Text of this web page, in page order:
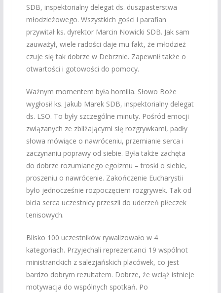
SDB, inspektorialny delegat ds. duszpasterstwa
młodzieżowego. Wszystkich gości i parafian
przywitał ks. dyrektor Marcin Nowicki SDB. Jak sam
zauważył, wiele radości daje mu fakt, że młodzież
czuje się tak dobrze w Debrznie. Zapewnił także o
otwartości i gotowości do pomocy.
Ważnym momentem była homilia. Słowo Boże
wygłosił ks. Jakub Marek SDB, inspektorialny delegat
ds. LSO. To były szczególne minuty. Pośród emocji
związanych ze zbliżającymi się rozgrywkami, padły
słowa mówiące o nawróceniu, przemianie serca i
zaczynaniu poprawy od siebie. Była także zachęta
do dobrze rozumianego egoizmu – troski o siebie,
proszeniu o nawrócenie. Zakończenie Eucharystii
było jednocześnie rozpoczęciem rozgrywek. Tak od
bicia serca uczestnicy przeszli do uderzeń piłeczek
tenisowych.
Blisko 100 uczestników rywalizowało w 4
kategoriach. Przyjechali reprezentanci 19 wspólnot
ministranckich z salezjańskich placówek, co jest
bardzo dobrym rezultatem. Dobrze, że wciąż istnieje
motywacja do wspólnych spotkań. Po